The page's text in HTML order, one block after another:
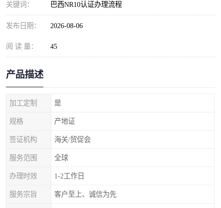
关键词： 巴西NR10认证办理流程
发布日期： 2026-08-06
阅 读 量： 45
产品描述
加工定制 是
规格 产地证
签证机构 海关/贸促会
服务范围 全球
办理时效 1-2工作日
服务宗旨 客户至上、诚信为先